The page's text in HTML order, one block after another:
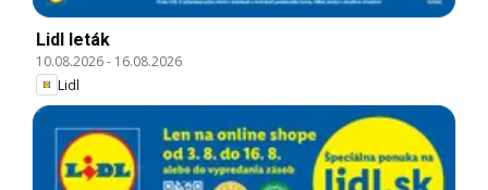
Lidl leták
10.08.2026- 16.08.2026
Lidl